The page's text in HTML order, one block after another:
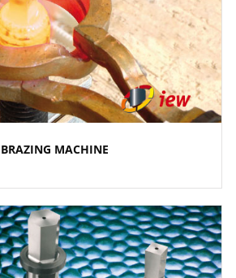
BRAZING MACHINE